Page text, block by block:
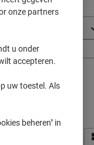
onze partners
u onder
accepteren.
uw toestel. Als
beheren" in